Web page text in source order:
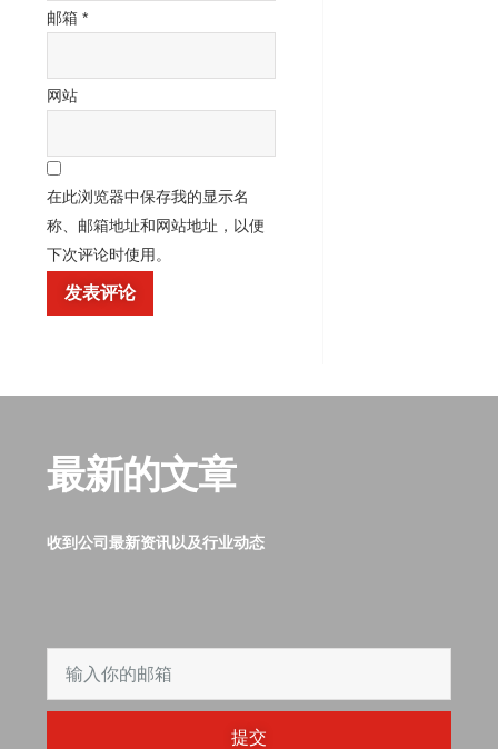
邮箱 *
网站
在此浏览器中保存我的显示名
称、邮箱地址和网站地址，以便
下次评论时使用。
最新的文章
收到公司最新资讯以及行业动态
提交